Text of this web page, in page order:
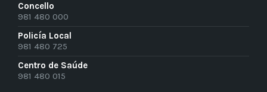
Concello
981 480 000
Policía Local
981 480 725
Centro de Saúde
981 480 015